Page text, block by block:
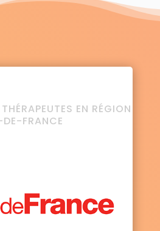
EN RÉGION
FRANCE